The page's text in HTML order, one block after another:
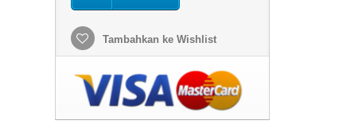
Tambahkan ke Wishlist